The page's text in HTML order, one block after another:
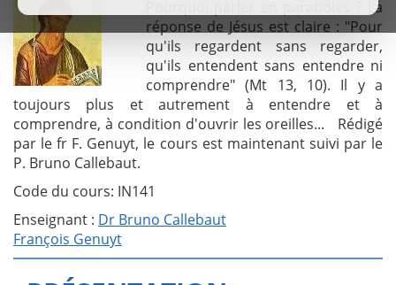
Pourquoi parler en paraboles ? La
réponse de Jésus est claire : "Pour
qu'ils regardent sans regarder,
qu'ils entendent sans entendre ni
comprendre" (Mt 13, 10). Il y a
toujours plus et autrement à entendre et à
comprendre, à condition d'ouvrir les oreilles... Rédigé
par le fr F. Genuyt, le cours est maintenant suivi par le
P. Bruno Callebaut.
Code du cours: IN141
Enseignant : Dr Bruno Callebaut
François Genuyt